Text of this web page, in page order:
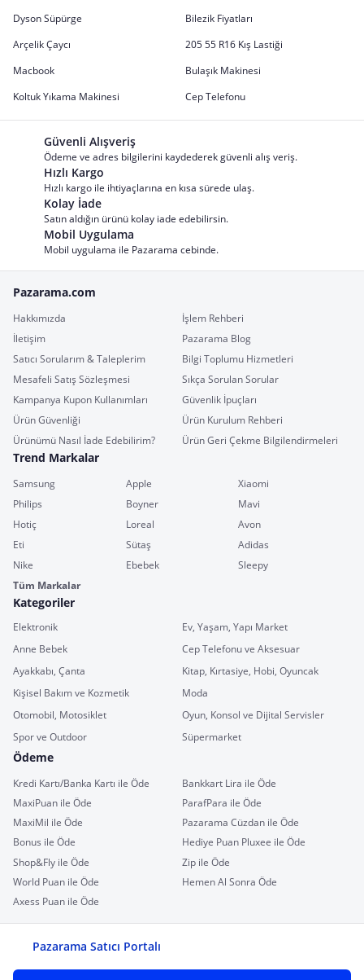
Dyson Süpürge
Bilezik Fiyatları
Arçelik Çaycı
205 55 R16 Kış Lastiği
Macbook
Bulaşık Makinesi
Koltuk Yıkama Makinesi
Cep Telefonu
Güvenli Alışveriş
Ödeme ve adres bilgilerini kaydederek güvenli alış veriş.
Hızlı Kargo
Hızlı kargo ile ihtiyaçlarına en kısa sürede ulaş.
Kolay İade
Satın aldığın ürünü kolay iade edebilirsin.
Mobil Uygulama
Mobil uygulama ile Pazarama cebinde.
Pazarama.com
Hakkımızda
İşlem Rehberi
İletişim
Pazarama Blog
Satıcı Sorularım & Taleplerim
Bilgi Toplumu Hizmetleri
Mesafeli Satış Sözleşmesi
Sıkça Sorulan Sorular
Kampanya Kupon Kullanımları
Güvenlik İpuçları
Ürün Güvenliği
Ürün Kurulum Rehberi
Ürünümü Nasıl İade Edebilirim?
Ürün Geri Çekme Bilgilendirmeleri
Trend Markalar
Samsung Apple
Xiaomi
Philips
Boyner
Mavi
Hotiç
Loreal
Avon
Eti
Sütaş
Adidas
Nike
Ebebek
Sleepy
Tüm Markalar
Kategoriler
Elektronik
Ev, Yaşam, Yapı Market
Anne Bebek
Cep Telefonu ve Aksesuar
Ayakkabı, Çanta
Kitap, Kırtasiye, Hobi, Oyuncak
Kişisel Bakım ve Kozmetik
Moda
Otomobil, Motosiklet
Oyun, Konsol ve Dijital Servisler
Spor ve Outdoor
Süpermarket
Ödeme
Kredi Kartı/Banka Kartı ile Öde
Bankkart Lira ile Öde
MaxiPuan ile Öde
ParafPara ile Öde
MaxiMil ile Öde
Pazarama Cüzdan ile Öde
Bonus ile Öde
Hediye Puan Pluxee ile Öde
Shop&Fly ile Öde
Zip ile Öde
World Puan ile Öde
Hemen Al Sonra Öde
Axess Puan ile Öde
Pazarama Satıcı Portalı